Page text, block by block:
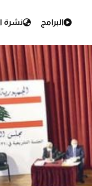
البرامج نشرة